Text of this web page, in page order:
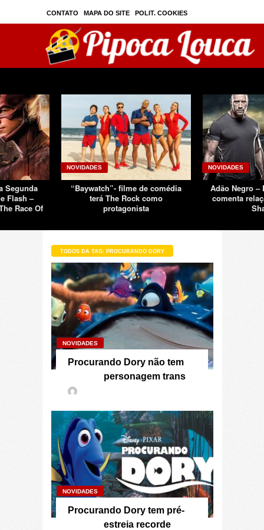
CONTATO MAPA DO SITE POLIT. COOKIES
PRIVAC./SEGURANÇA
Segunda
Flash –
Race Of
NOVIDADES
“Baywatch”- filme de comédia
terá The Rock como
protagonista
NOVIDADES
Adão Negro –
comenta
TODOS DA TAG: PROCURANDO DORY
NOVIDADES
Procurando Dory não tem
personagem trans
NOVIDADES
Procurando Dory tem pré-
estreia recorde